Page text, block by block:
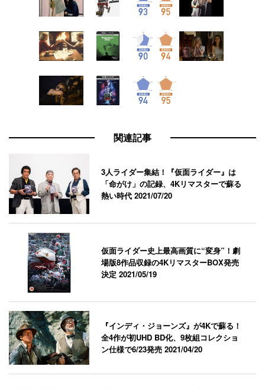
関連記事
3人ライダー集結！『仮面ライダー』は
「命がけ」の記録、4Kリマスターで蘇る
熱い時代2021/07/20
仮面ライダー史上最高画質に“変身”！劇
場版8作品収録の4KリマスターBOX発売
決定2021/05/19
『インディ・ジョーンズ』が4Kで蘇る！
全4作が初UHD BD化、9枚組コレクショ
ン仕様で6/23発売2021/04/20